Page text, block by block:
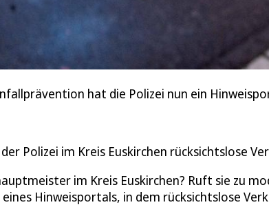
hat die Polizei nun ein
Polizei im Kreis Euskirchen rücksichtslose
im Kreis Euskirchen? Ruft sie zu
Hinweisportals, in dem rücksichtslose